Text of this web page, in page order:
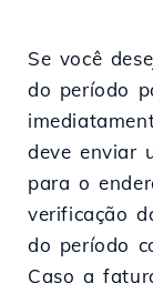
Se você
do período
deve enviar
para o
verificação
do período
Caso a